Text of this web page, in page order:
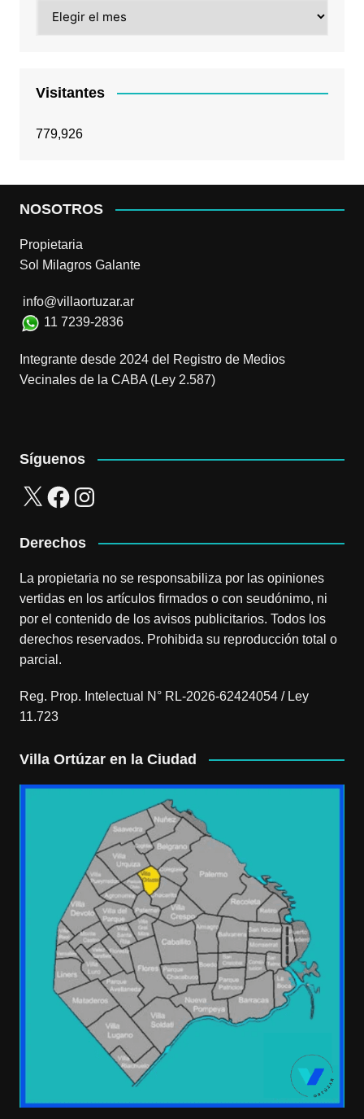
Visitantes
779,926
NOSOTROS
Propietaria
Sol Milagros Galante
info@villaortuzar.ar
11 7239-2836
Integrante desde 2024 del Registro de Medios
Vecinales de la CABA (Ley 2.587)
Síguenos
X FacebookInstagram
Derechos
La propietaria no se responsabiliza por las opiniones
vertidas en los artículos firmados o con seudónimo, ni
por el contenido de los avisos publicitarios. Todos los
derechos reservados. Prohibida su reproducción total o
parcial.
Reg. Prop. Intelectual N° RL-2026-62424054 / Ley
11.723
Villa Ortúzar en la Ciudad